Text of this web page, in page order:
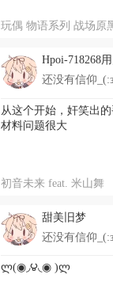
玩偶 物语系列 战场原
Hpoi-718268
还没有信仰
从这个开始，奸笑出
材料问题很大
初音未来 feat. 米山舞
甜美旧梦
还没有信仰
ლ(◉◞౪◟◉ )ლ